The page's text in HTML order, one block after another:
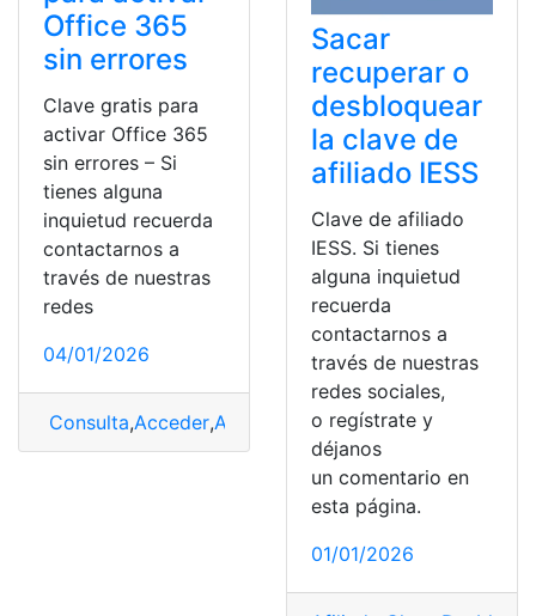
Office 365
sin errores
Clave gratis para
activar Office 365
sin errores – Si
tienes alguna
inquietud recuerda
contactarnos a
través de nuestras
redes
04/01/2026
Consulta,Acceder,Activar Consulta online,Microsoft
Sacar
recuperar o
desbloquear
la clave de
afiliado IESS
Clave de afiliado
IESS. Si tienes
alguna inquietud
recuerda
contactarnos a
través de nuestras
redes sociales,
o regístrate y
déjanos
un comentario en
esta página.
01/01/2026